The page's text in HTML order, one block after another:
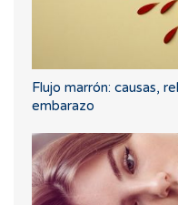
Flujo marrón: causas,
embarazo